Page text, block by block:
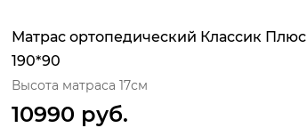
Матрас ортопедический Классик Плюс
190*90
Высота матраса 17см
10990 руб.